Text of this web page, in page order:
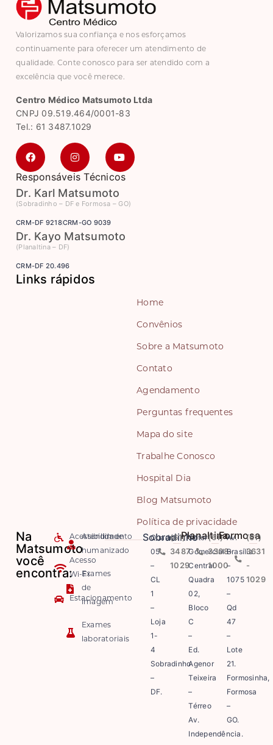
Valorizamos sua confiança e nos esforçamos
continuamente para oferecer um atendimento de
qualidade. Conte conosco para ser atendido com a
excelência que você merece.
Centro Médico Matsumoto Ltda
CNPJ 09.519.464/0001-83
Tel.: 61 3487.1029
Responsáveis Técnicos
Dr. Karl Matsumoto
(Sobradinho – DF e Formosa – GO)
CRM-DF 9218CRM-GO 9039
Dr. Kayo Matsumoto
(Planaltina – DF)
CRM-DF 20.496
Links rápidos
Home
Convênios
Sobre a Matsumoto
Contato
Agendamento
Perguntas frequentes
Mapa do site
Trabalhe Conosco
Hospital Dia
Blog Matsumoto
Política de privacidade
Na
Matsumoto
você
encontra:
Acessibilidade
Acesso
Wi-Fi
Estacionamento
Atendimento
humanizado
Exames
de
imagem
Exames
laboratoriais
Sobradinho
Quadra
05
–
CL
1
–
Loja
1-
4
Sobradinho
–
DF.
(61)
3487-
1029
Planaltina
Setor
Comercial
Central
Quadra
02,
Bloco
C
–
Ed.
Agenor
Teixeira
–
Térreo
Av.
Independência.
(61)
3308-
1000
Formosa
Av.
Brasília
–
1075
–
Qd
47
–
Lote
21.
Formosinha,
Formosa
–
GO.
(61)
3631
-
1029